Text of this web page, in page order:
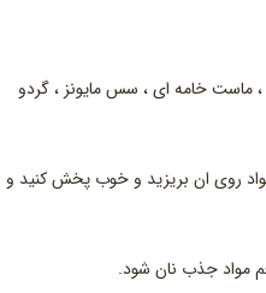
ماست خامه ای ، سس مایونز ، گردو
روی ان بریزید و خوب پخش کنید و